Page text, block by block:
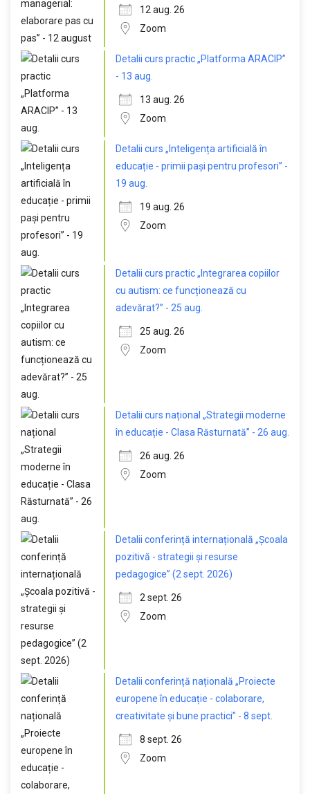
12 aug. 26
Zoom
Detalii curs practic „Platforma ARACIP”
- 13 aug.
13 aug. 26
Zoom
Detalii curs „Inteligența artificială în
educație - primii pași pentru profesori” -
19 aug.
19 aug. 26
Zoom
Detalii curs practic „Integrarea copiilor
cu autism: ce funcționează cu
adevărat?” - 25 aug.
25 aug. 26
Zoom
Detalii curs național „Strategii moderne
în educație - Clasa Răsturnată” - 26 aug.
26 aug. 26
Zoom
Detalii conferință internațională „Școala
pozitivă - strategii și resurse
pedagogice” (2 sept. 2026)
2 sept. 26
Zoom
Detalii conferință națională „Proiecte
europene în educație - colaborare,
creativitate și bune practici” - 8 sept.
8 sept. 26
Zoom